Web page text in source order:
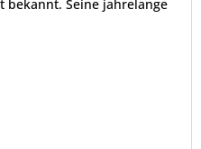
bekannt. Seine jahrelange